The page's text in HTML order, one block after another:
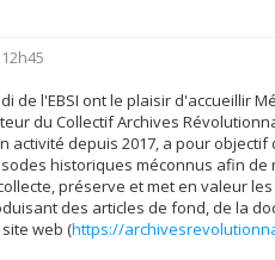
de l'EBSI ont le plaisir d'accueillir
du Collectif Archives
activité depuis 2017, a pour
historiques méconnus afin
préserve et met en valeur
des articles de fond, de la
web (https://